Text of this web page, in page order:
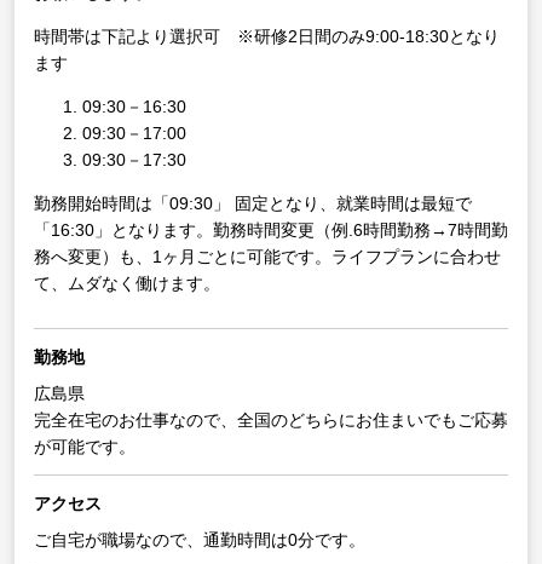
時間帯は下記より選択可 ※研修2日間のみ9:00-18:30となり
ます
09:30－16:30
09:30－17:00
09:30－17:30
勤務開始時間は「09:30」 固定となり、就業時間は最短で
「16:30」となります。勤務時間変更（例.6時間勤務→7時間勤
務へ変更）も、1ヶ月ごとに可能です。ライフプランに合わせ
て、ムダなく働けます。
勤務地
広島県
完全在宅のお仕事なので、全国のどちらにお住まいでもご応募
が可能です。
アクセス
ご自宅が職場なので、通勤時間は0分です。